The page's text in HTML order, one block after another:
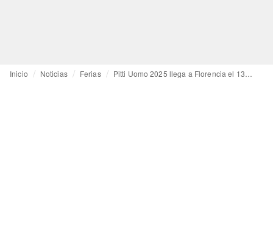
Inicio Noticias Ferias